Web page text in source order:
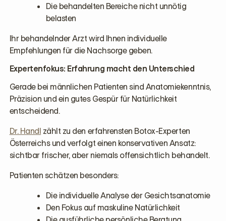
Die behandelten Bereiche nicht unnötig
belasten
Ihr behandelnder Arzt wird Ihnen individuelle
Empfehlungen für die Nachsorge geben.
Expertenfokus: Erfahrung macht den Unterschied
Gerade bei männlichen Patienten sind Anatomiekenntnis,
Präzision und ein gutes Gespür für Natürlichkeit
entscheidend.
Dr. Handl zählt zu den erfahrensten Botox-Experten
Österreichs und verfolgt einen konservativen Ansatz:
sichtbar frischer, aber niemals offensichtlich behandelt.
Patienten schätzen besonders:
Die individuelle Analyse der Gesichtsanatomie
Den Fokus auf maskuline Natürlichkeit